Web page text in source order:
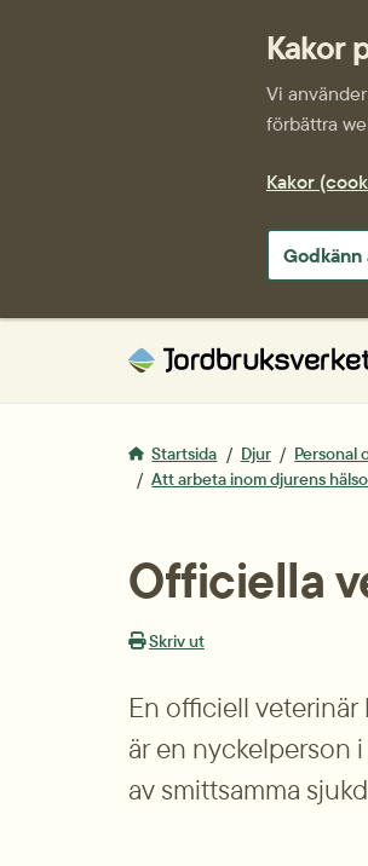
Kakor
Vi
förbättra
Kakor
Godkänn
Startsida Djur
Personal
Att arbeta inom djurens
Officiella
Skriv ut
En officiell
är en nyckelperson
av smittsamma